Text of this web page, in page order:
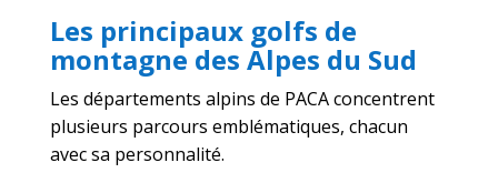
Les principaux golfs de
montagne des Alpes du Sud
Les départements alpins de PACA concentrent
plusieurs parcours emblématiques, chacun
avec sa personnalité.